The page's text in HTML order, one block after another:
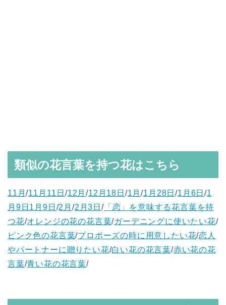
類似の花言葉を持つ花はこちら
11月/11月11日/12月/12月18日 /1月/1月28日/1月6日/1
月9日1月9日 /2月/2月3日/「恋」を意味する花言葉を持
つ花/オレンジの花の花言葉/ガーデニングに使いたい花/
ピンク色の花言葉/プロポーズの時に用意したい花/恋人
やパートナーに贈りたい花/白い花の花言葉/赤い花の花
言葉/青い花の花言葉/